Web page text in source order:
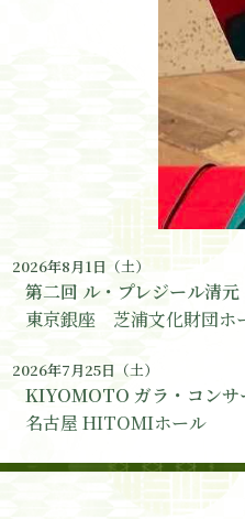
2026年8月1日（土）
第二回 ル・プレジール清元
東京銀座 芝浦文化財団ホ
2026年7月25日（土）
KIYOMOTO ガラ・コン
名古屋 HITOMIホール